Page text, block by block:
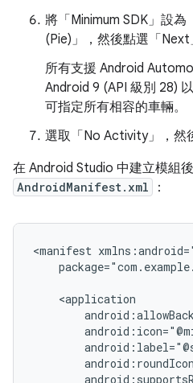
將「Minimum SDK」 設為
(Pie)」
，然後點選「Next
所有支援 Android
Android 9 (API 級別 28)
可指定所有相容的車輛。
選取「No Activity」
，然
在 Android Studio 中建立模組
AndroidManifest.xml ：
<manifest